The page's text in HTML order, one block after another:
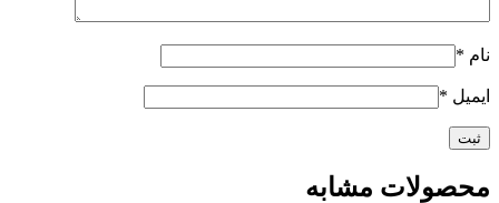
نام *
ایمیل *
محصولات مشابه